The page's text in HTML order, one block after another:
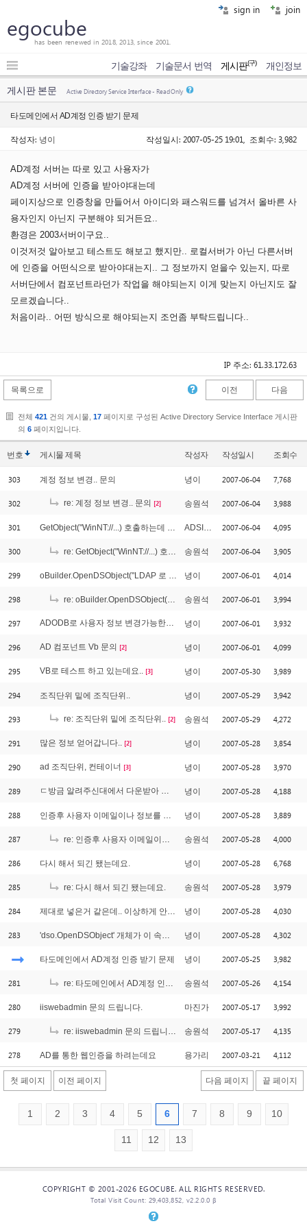
sign in join
egocube
has been renewed in 2018, 2013, since 2001.
기술강좌 기술문서 번역 게시판(구) 개인정보
게시판 본문 Active Directory Service Interface - Read Only
타도메인에서 AD계정 인증 받기 문제
작성자: 녕이 작성일시: 2007-05-25 19:01, 조회수: 3,982
AD계정 서버는 따로 있고 사용자가
AD계정 서버에 인증을 받아야대는데
페이지상으로 인증창을 만들어서 아이디와 패스워드를 넘겨서 올바른 사
용자인지 아닌지 구분해야 되거든요..
환경은 2003서버이구요..
이것저것 알아보고 테스트도 해보고 했지만.. 로컬서버가 아닌 다른서버
에 인증을 어떤식으로 받아야대는지.. 그 정보까지 얻을수 있는지, 따로
서버단에서 컴포넌트라던가 작업을 해야되는지 이게 맞는지 아닌지도 잘
모르겠습니다..
처음이라.. 어떤 방식으로 해야되는지 조언좀 부탁드립니다..
IP 주소: 61.33.172.63
목록으로 이전 다음
전체 421 건의 게시물, 17 페이지로 구성된 Active Directory Service Interface 게시판
의 6 페이지입니다.
번호 게시물제목 작성자 작성일시 조회수
303 계정 정보 변경.. 문의 녕이 2007-06-04 7,768
302 re: 계정 정보 변경.. 문의 [2] 송원석 2007-06-04 3,988
301 GetObject("WinNT://...) 호출하는데 20초가 넘게 걸려요. ADSI이상해 2007-06-04 4,095
300 re: GetObject("WinNT://...) 호출하는데 20초가 넘게 걸려요. 송원석 2007-06-04 3,905
299 oBuilder.OpenDSObject("LDAP 로 관리자로 로그인해서 다른사용자의 변경방법은요? 녕이 2007-06-01 4,014
298 re: oBuilder.OpenDSObject("LDAP 로 관리자로 로그인해서 다른사용자의 변경방법은요? 송원석 2007-06-01 3,994
297 ADODB로 사용자 정보 변경가능한가요? [2]
녕이 2007-06-01 3,932
296 AD 컴포넌트 Vb 문의 [2] 녕이 2007-06-01 4,099
295 VB로 테스트 하고 있는데요.. [3] 녕이 2007-05-30 3,989
294 조직단위 밑에 조직단위.. 녕이 2007-05-29 3,942
293 re: 조직단위 밑에 조직단위.. [2] 송원석 2007-05-29 4,272
291 많은 정보 얻어갑니다.. [2] 녕이 2007-05-28 3,854
290 ad 조직단위, 컨테이너 [3] 녕이 2007-05-28 3,970
289 ㄷ방금 알려주신대에서 다운받아 확인해보았습니다. [3]
녕이 2007-05-28 4,188
288 인증후 사용자 이메일이나 정보를 알수 없나요? 녕이 2007-05-28 3,889
287 re: 인증후 사용자 이메일이나 정보를 알수 없나요? 송원석 2007-05-28 4,000
286 다시 해서 되긴 됐는데요. 녕이 2007-05-28 6,768
285 re: 다시 해서 되긴 됐는데요. 송원석 2007-05-28 3,979
284 제대로 넣은거 같은데.. 이상하게 안되네요.. 녕이 2007-05-28 4,030
283 'dso.OpenDSObject' 개체가 이 속성 또는 메서드를 지원하지 않습니다.: 녕이 2007-05-28 4,302
타도메인에서 AD계정 인증 받기 문제 녕이 2007-05-25 3,982
281 re: 타도메인에서 AD계정 인증 받기 문제 송원석 2007-05-26 4,154
280 iiswebadmin 문의 드립니다. 마진가 2007-05-17 3,992
279 re: iiswebadmin 문의 드립니다. 송원석 2007-05-17 4,135
278 AD를 통한 웹인증을 하려는데요 용가리 2007-03-21 4,112
첫 페이지 이전 페이지 다음 페이지 끝 페이지
1 2 3 4 5 6 7 8 9 10
11 12 13
COPYRIGHT © 2001-2026 EGOCUBE. ALL RIGHTS RESERVED.
Total Visit Count: 29,403,852, v2.2.0.0 β